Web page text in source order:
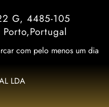
G, 4485-105
com pelo menos um dia
LDA